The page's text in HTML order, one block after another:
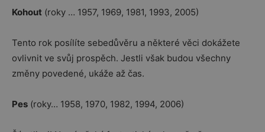
Kohout (roky … 1957, 1969, 1981, 1993, 2005)
Tento rok posílíte sebedůvěru a některé věci dokážete
ovlivnit ve svůj prospěch. Jestli však budou všechny
změny povedené, ukáže až čas.
Pes (roky… 1958, 1970, 1982, 1994, 2006)